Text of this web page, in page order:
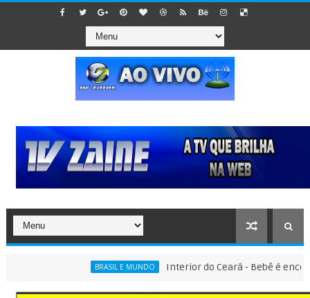
BRASIL E MUNDO Interior do Ceará - Bebê é encontrado